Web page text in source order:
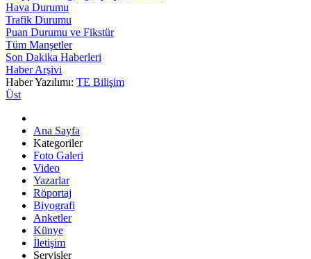
Hava Durumu
Trafik Durumu
Puan Durumu ve Fikstür
Tüm Manşetler
Son Dakika Haberleri
Haber Arşivi
Haber Yazılımı: TE Bilişim
Üst
Ana Sayfa
Kategoriler
Foto Galeri
Video
Yazarlar
Röportaj
Biyografi
Anketler
Künye
İletişim
Servisler